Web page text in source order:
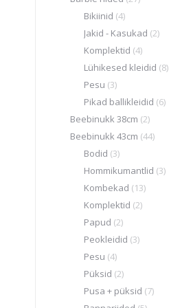
Bikiinid (4)
Jakid - Kasukad (2)
Komplektid (4)
Lühikesed kleidid (8)
Pesu (3)
Pikad ballikleidid (6)
Beebinukk 38cm (2)
Beebinukk 43cm (44)
Bodid (3)
Hommikumantlid (3)
Kombekad (13)
Komplektid (2)
Papud (2)
Peokleidid (3)
Pesu (4)
Püksid (2)
Pusa + püksid (7)